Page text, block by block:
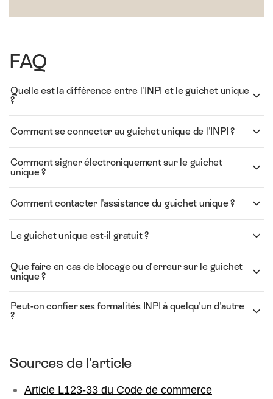
FAQ
Quelle est la différence entre l'INPI et le guichet unique
?
Comment se connecter au guichet unique de l'INPI ?
Comment signer électroniquement sur le guichet
unique ?
Comment contacter l'assistance du guichet unique ?
Le guichet unique est-il gratuit ?
Que faire en cas de blocage ou d'erreur sur le guichet
unique ?
Peut-on confier ses formalités INPI à quelqu'un d'autre
?
Sources de l'article
Article L123-33 du Code de commerce